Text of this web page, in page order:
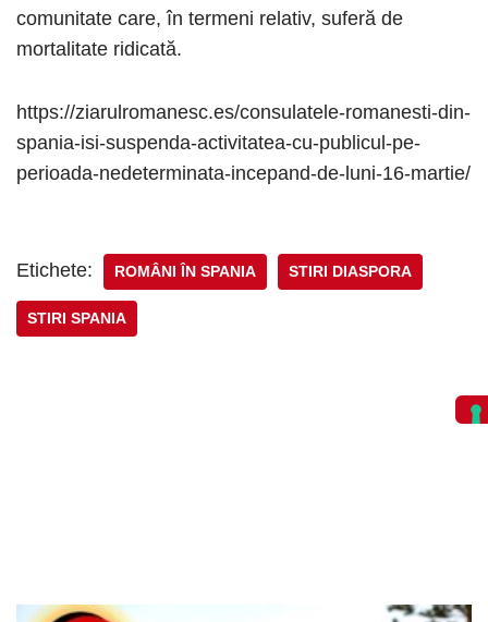
comunitate care, în termeni relativ, suferă de
mortalitate ridicată.
https://ziarulromanesc.es/consulatele-romanesti-din-
spania-isi-suspenda-activitatea-cu-publicul-pe-
perioada-nedeterminata-incepand-de-luni-16-martie/
Etichete: ROMÂNI ÎN SPANIA STIRI DIASPORA
STIRI SPANIA